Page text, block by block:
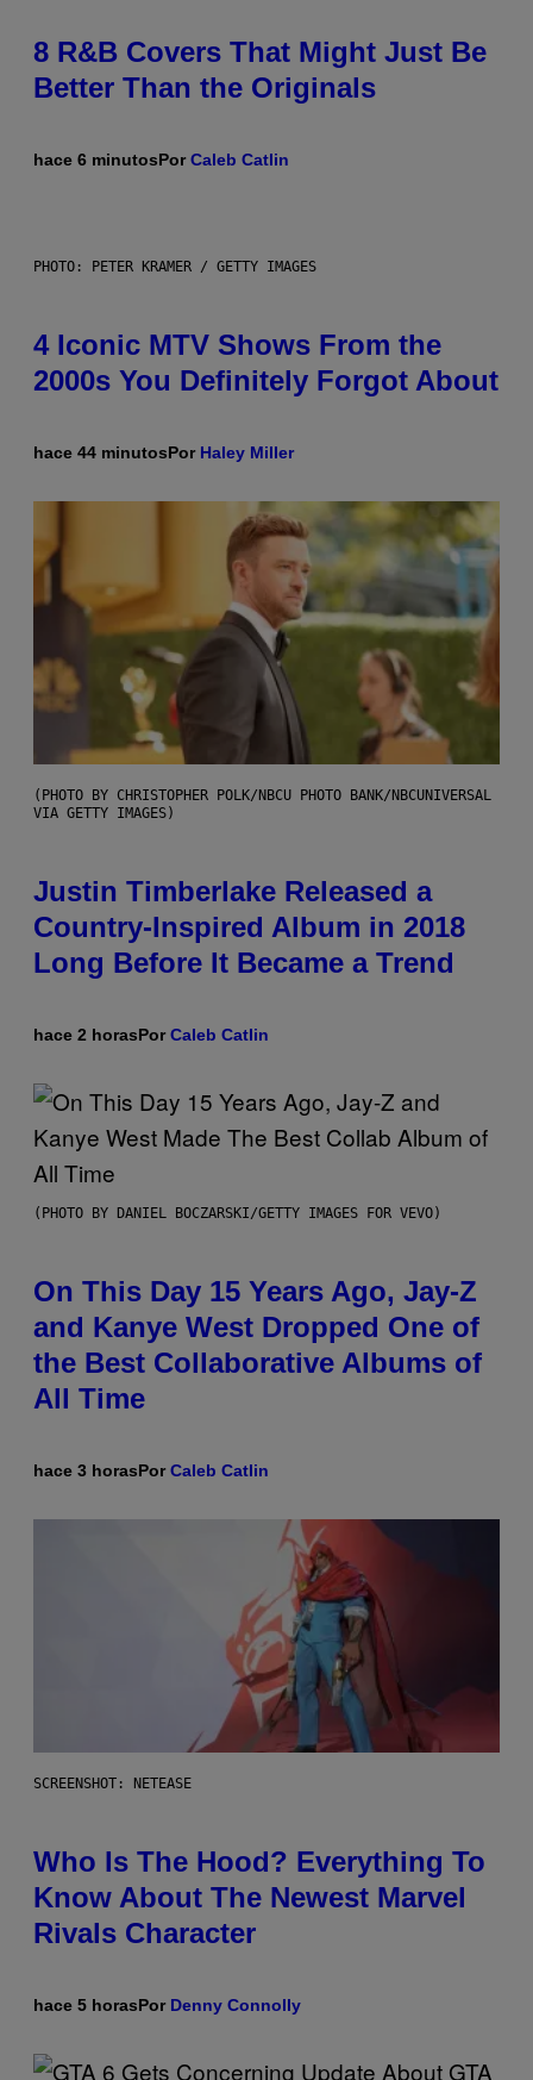
8 R&B Covers That Might Just Be
Better Than the Originals
hace 6 minutosPorCaleb Catlin
PHOTO: PETER KRAMER / GETTY IMAGES
4 Iconic MTV Shows From the
2000s You Definitely Forgot About
hace 44 minutosPor Haley Miller
(PHOTO BY CHRISTOPHER POLK/NBCU PHOTO BANK/NBCUNIVERSAL
VIA GETTY IMAGES)
Justin Timberlake Released a
Country-Inspired Album in 2018
Long Before It Became a Trend
hace 2 horasPorCaleb Catlin
(PHOTO BY DANIEL BOCZARSKI/GETTY IMAGES FOR VEVO)
On This Day 15 Years Ago, Jay-Z
and Kanye West Dropped One of
the Best Collaborative Albums of
All Time
hace 3 horasPorCaleb Catlin
SCREENSHOT: NETEASE
Who Is The Hood? Everything To
Know About The Newest Marvel
Rivals Character
hace 5 horasPor Denny Connolly